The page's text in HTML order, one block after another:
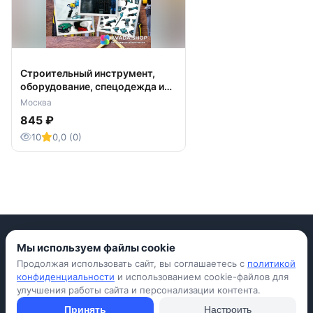
Строительный инструмент,
оборудование, спецодежда и
СИЗ
Москва
845 ₽
10 0,0 (0)
Приложение для iPhone
© Avada Shop, 2026
Конфиденциальность
Мы используем файлы cookie
Продолжая использовать сайт, вы соглашаетесь с политикой
конфиденциальности и использованием cookie-файлов для
улучшения работы сайта и персонализации контента.
Принять
Настроить